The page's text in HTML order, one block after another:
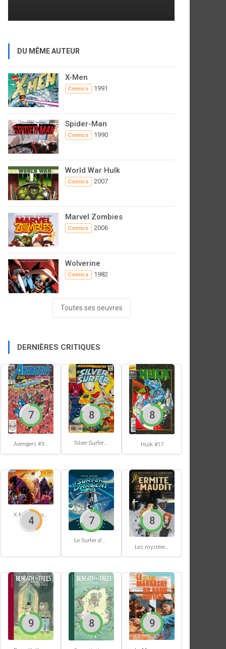
DU MÊME AUTEUR
X-Men
Comics 1991
Spider-Man
Comics 1990
World War Hulk
Comics 2007
Marvel Zombies
Comics 2006
Wolverine
Comics 1982
Toutes ses oeuvres
DERNIÈRES CRITIQUES
Avengers #305
7 8
Hulk #17
8
4 7
Les mystères de Hobtown #2
8
9 8 9